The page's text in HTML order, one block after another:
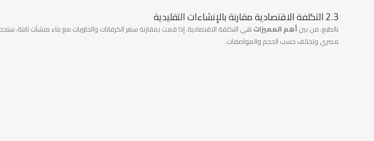
2.3 التكلفة الاقتصادية مقارنة بالإنشاءات التقليدية
بالطبع، من بينأهم المميزاتهي التكلفة الاقتصادية. إذا قمت بمقارنة سعر الكرفانات والحاويات مع بناء منشآت ثابتة،
مصري وتختلف حسب الحجم والمواصفات.